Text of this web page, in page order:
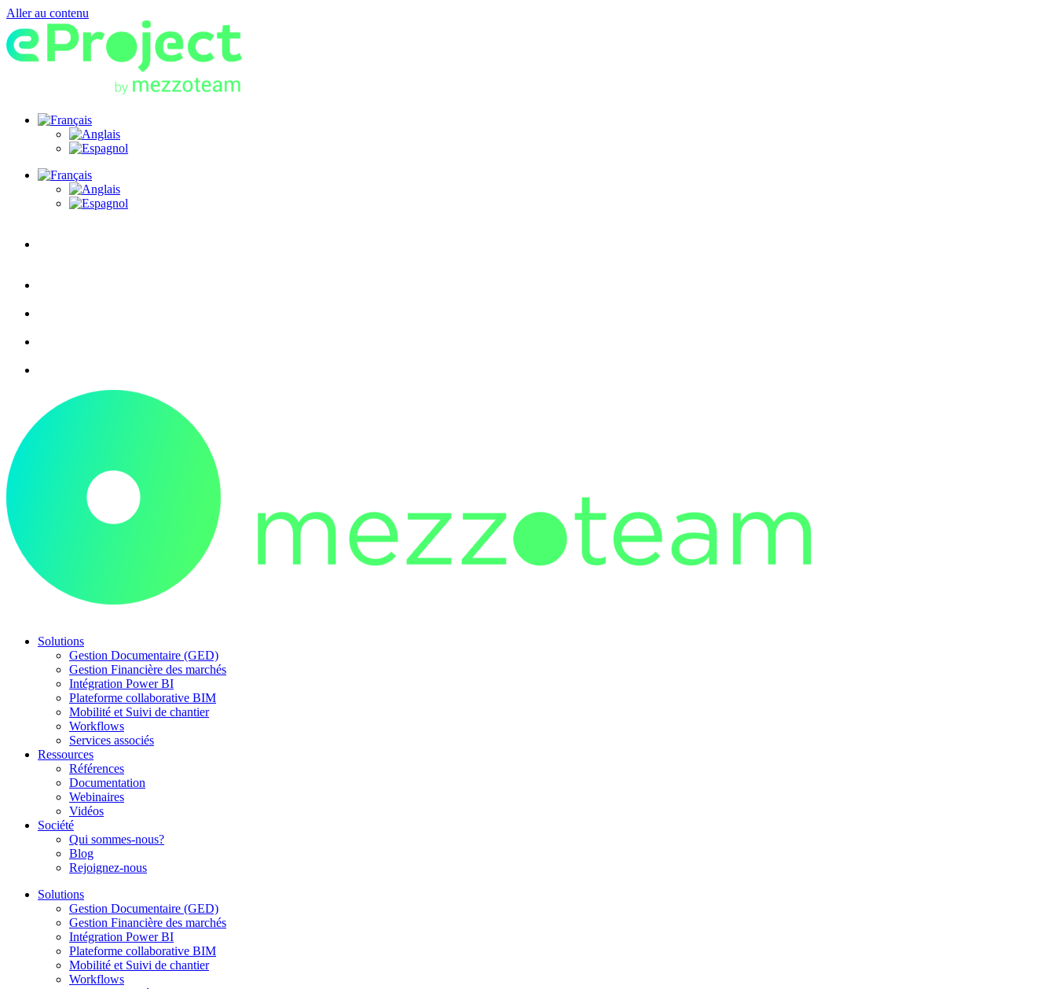
Aller au contenu
Solutions
Gestion Documentaire (GED)
Gestion Financière des marchés
Intégration Power BI
Plateforme collaborative BIM
Mobilité et Suivi de chantier
Workflows
Services associés
Ressources
Références
Documentation
Webinaires
Vidéos
Société
Qui sommes-nous?
Blog
Rejoignez-nous
Solutions
Gestion Documentaire (GED)
Gestion Financière des marchés
Intégration Power BI
Plateforme collaborative BIM
Mobilité et Suivi de chantier
Workflows